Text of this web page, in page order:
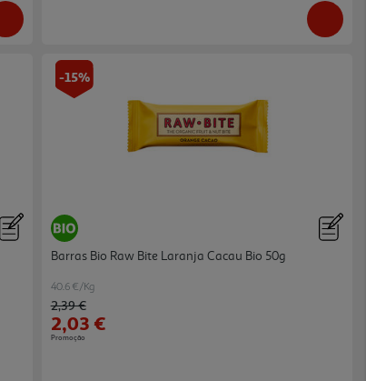
-15%
Barras Bio Raw Bite Laranja Cacau Bio 50g
40.6 €/Kg
Price reduced from
2,39 €to
2,03 €
Promoção